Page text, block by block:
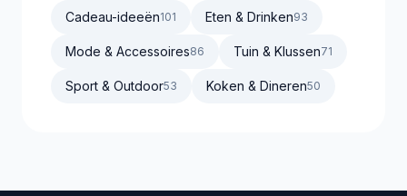
Cadeau-ideeën101 Eten & Drinken93
Mode & Accessoires86 Tuin & Klussen71
Sport & Outdoor53 Koken & Dineren50